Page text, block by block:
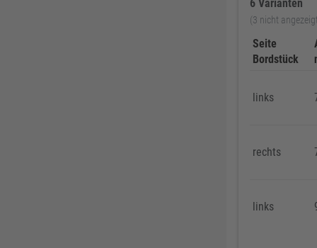
6 Varianten
(3 nicht
Seite
Bordstück
links
rechts
links